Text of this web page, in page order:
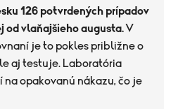
126 potvrdených prípadov
od vlaňajšieho augusta.V
je to pokles približne o
aj testuje. Laboratória
na opakovanú nákazu, čo je